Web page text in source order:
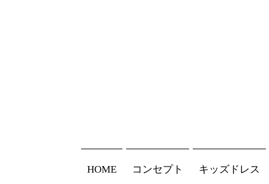
HOME コンセプト キッズドレス